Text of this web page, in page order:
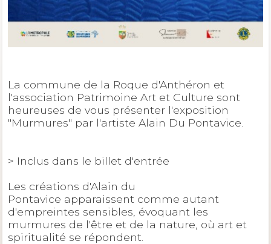
La commune de la Roque d'Anthéron et
l'association Patrimoine Art et Culture sont
heureuses de vous présenter l'exposition
"Murmures" par l'artiste Alain Du Pontavice.
> Inclus dans le billet d'entrée
Les créations d'Alain du
Pontavice apparaissent comme autant
d'empreintes sensibles, évoquant les
murmures de l'être et de la nature, où art et
spiritualité se répondent.